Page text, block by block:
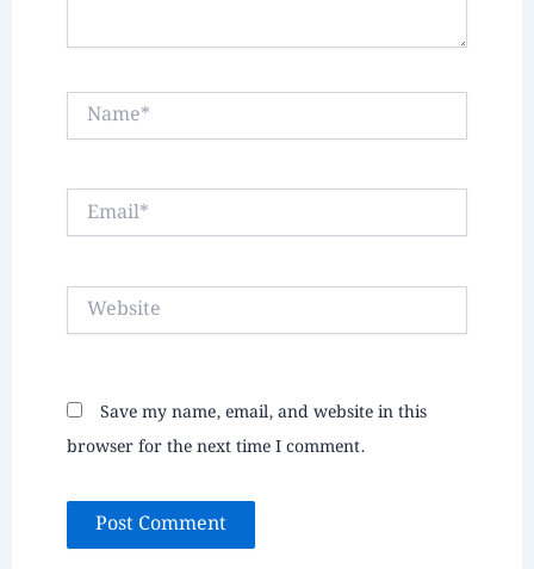
Name*
Email*
Website
Save my name, email, and website in this
browser for the next time I comment.